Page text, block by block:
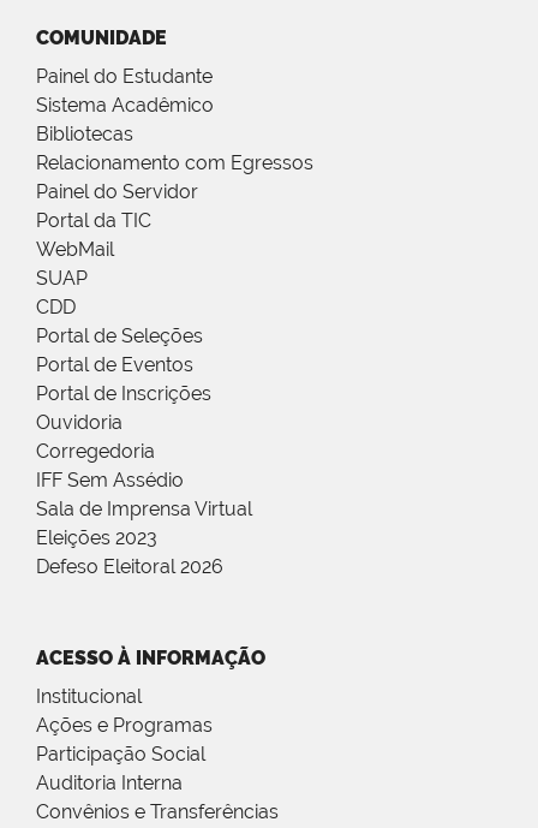
COMUNIDADE
Painel do Estudante
Sistema Acadêmico
Bibliotecas
Relacionamento com Egressos
Painel do Servidor
Portal da TIC
WebMail
SUAP
CDD
Portal de Seleções
Portal de Eventos
Portal de Inscrições
Ouvidoria
Corregedoria
IFF Sem Assédio
Sala de Imprensa Virtual
Eleições 2023
Defeso Eleitoral 2026
ACESSO À INFORMAÇÃO
Institucional
Ações e Programas
Participação Social
Auditoria Interna
Convênios e Transferências